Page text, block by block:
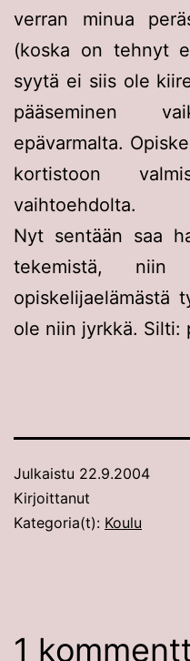
verran minua
(koska on tehnyt
syytä ei siis ole
pääseminen
epävarmalta.
kortistoon
vaihtoehdolta.
Nyt sentään saa
tekemistä, niin
opiskelijaelämästä
ole niin jyrkkä. Silti:
Julkaistu 22.9.2004
Kirjoittanut
Kategoria(t): Koulu
1